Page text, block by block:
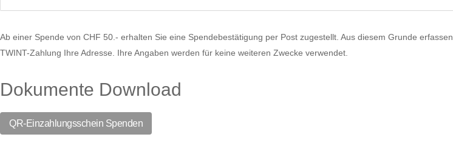
Ab einer Spende von CHF 50.- erhalten Sie eine Spendebestätigung per Post zugestellt. Aus diesem Grunde
TWINT-Zahlung Ihre Adresse. Ihre Angaben werden für keine weiteren Zwecke verwendet.
Dokumente Download
QR-Einzahlungsschein Spenden